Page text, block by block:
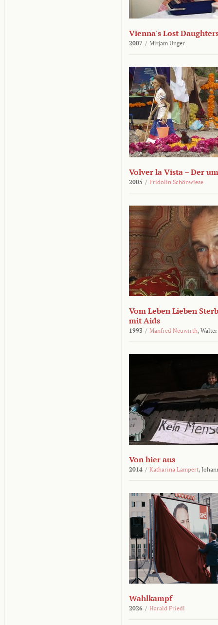
Vienna's Lost
2007 / Mirjam Unger
Volver la Vista – Der
2005 / Fridolin Schönwiese
Vom Leben Lieben
mit Aids
1993 / Manfred Neuwirth,
Von hier aus
2014 / Katharina Lampert,
Wahlkampf
2026 / Harald Friedl